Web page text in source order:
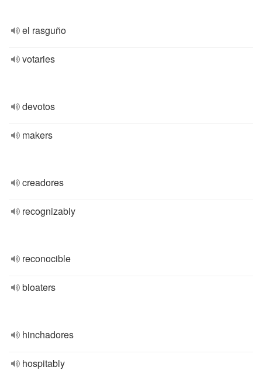
el rasguño
votaries
devotos
makers
creadores
recognizably
reconocible
bloaters
hinchadores
hospitably